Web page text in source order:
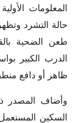
المعلومات
حالة التشرد
طعن الضحية
الدرب الكبير
ظاهر أو دافع
وأضاف المصدر
السكين